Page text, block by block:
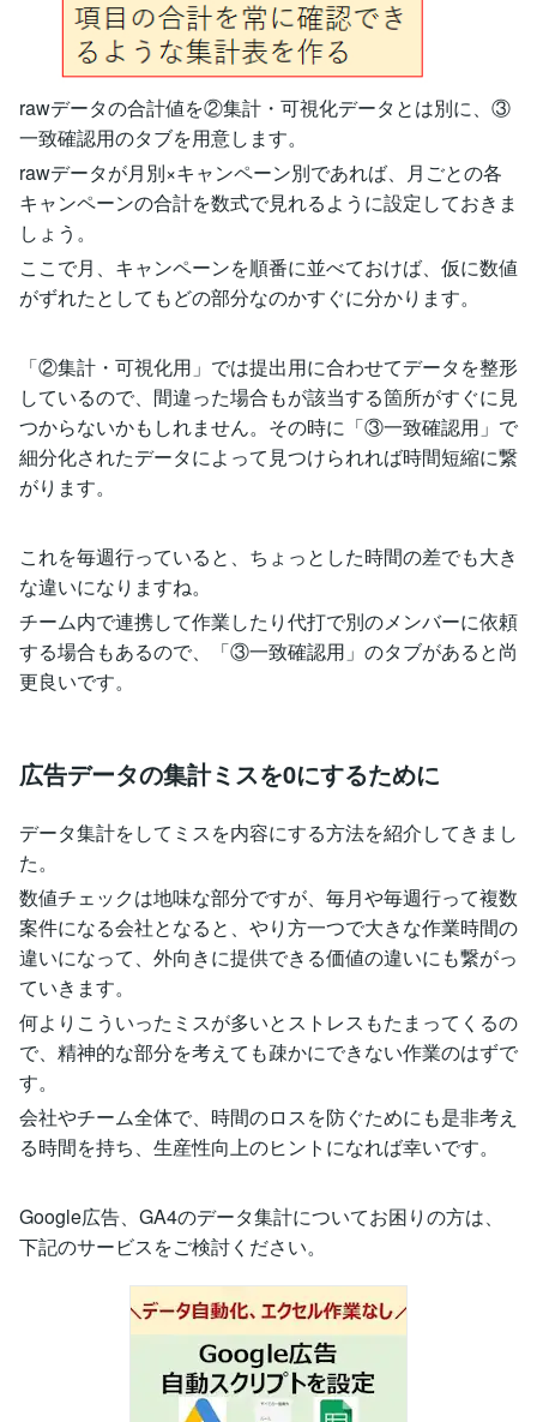
rawデータの合計値を②集計・可視化データとは別に、③
一致確認用のタブを用意します。
rawデータが月別×キャンペーン別であれば、月ごとの各
キャンペーンの合計を数式で見れるように設定しておきま
しょう。
ここで月、キャンペーンを順番に並べておけば、仮に数値
がずれたとしてもどの部分なのかすぐに分かります。
「②集計・可視化用」では提出用に合わせてデータを整形
しているので、間違った場合もが該当する箇所がすぐに見
つからないかもしれません。その時に「③一致確認用」で
細分化されたデータによって見つけられれば時間短縮に繋
がります。
これを毎週行っていると、ちょっとした時間の差でも大き
な違いになりますね。
チーム内で連携して作業したり代打で別のメンバーに依頼
する場合もあるので、「③一致確認用」のタブがあると尚
更良いです。
広告データの集計ミスを0にするために
データ集計をしてミスを内容にする方法を紹介してきまし
た。
数値チェックは地味な部分ですが、毎月や毎週行って複数
案件になる会社となると、やり方一つで大きな作業時間の
違いになって、外向きに提供できる価値の違いにも繋がっ
ていきます。
何よりこういったミスが多いとストレスもたまってくるの
で、精神的な部分を考えても疎かにできない作業のはずで
す。
会社やチーム全体で、時間のロスを防ぐためにも是非考え
る時間を持ち、生産性向上のヒントになれば幸いです。
Google広告、GA4のデータ集計についてお困りの方は、
下記のサービスをご検討ください。